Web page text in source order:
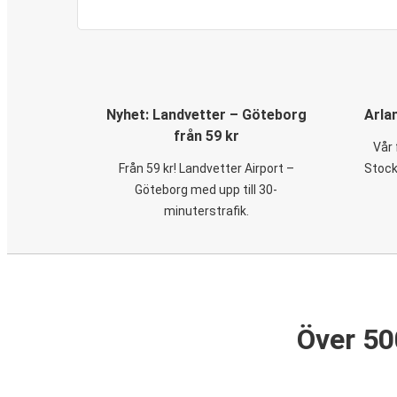
Nyhet: Landvetter – Göteborg
från 59 kr
Från 59 kr! Landvetter Airport –
Göteborg med upp till 30-
minuterstrafik.
Vår
Över